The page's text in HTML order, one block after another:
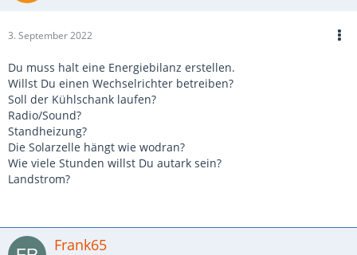
3. September 2022
Du muss halt eine Energiebilanz erstellen.
Willst Du einen Wechselrichter betreiben?
Soll der Kühlschank laufen?
Radio/Sound?
Standheizung?
Die Solarzelle hängt wie wodran?
Wie viele Stunden willst Du autark sein?
Landstrom?
Frank65